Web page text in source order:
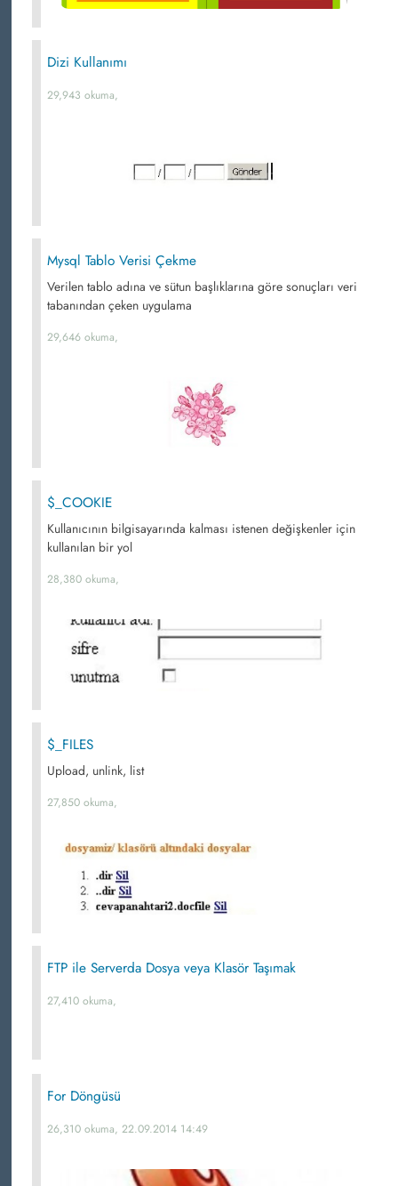
Dizi Kullanımı
29,943 okuma,
Mysql Tablo Verisi Çekme
Verilen tablo adına ve sütun başlıklarına göre sonuçları veri
tabanından çeken uygulama
29,646 okuma,
$_COOKIE
Kullanıcının bilgisayarında kalması istenen değişkenler için
kullanılan bir yol
28,380 okuma,
$_FILES
Upload, unlink, list
27,850 okuma,
FTP ile Serverda Dosya veya Klasör Taşımak
27,410 okuma,
For Döngüsü
26,310 okuma, 22.09.2014 14:49